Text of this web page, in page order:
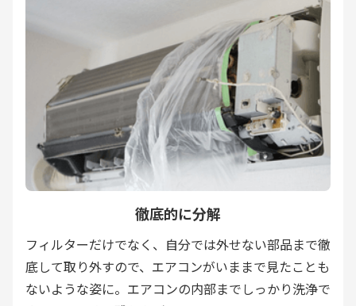
徹底的に分解
フィルターだけでなく、自分では外せない部品まで徹
底して取り外すので、エアコンがいままで見たことも
ないような姿に。エアコンの内部までしっかり洗浄で